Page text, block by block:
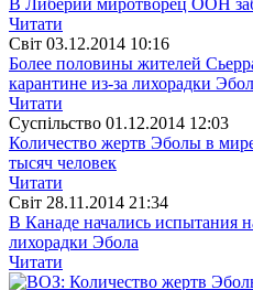
Читати
Свiт 03.12.2014 10:16
Более половины жителей
карантине из-за лихорадки
Читати
Суспiльство 01.12.2014 12:03
Количество жертв Эболы в
тысяч человек
Читати
Свiт 28.11.2014 21:34
В Канаде начались испытания
лихорадки Эбола
Читати